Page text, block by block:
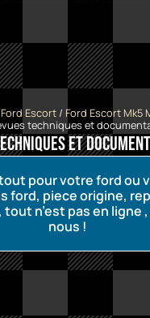
Ford Escort/ Ford Escort Mk5
techniques et
et
pour votre ford ou
ford, piece origine,
n’est pas en ligne
nous !